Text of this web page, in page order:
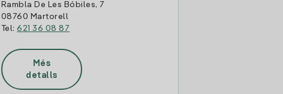
Rambla De Les Bóbiles, 7
08760 Martorell
Tel:621 36 08 87
Més
detalls